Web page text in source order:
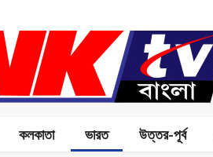
কলকাতা ভারত উত্তর-পূর্ব